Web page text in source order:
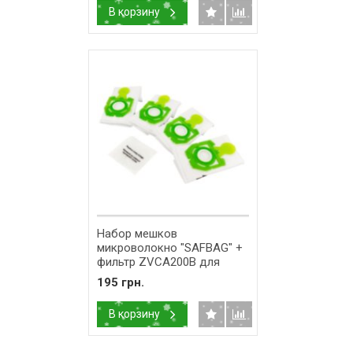
В корзину
Набор мешков
микроволокно "SAFBAG" +
фильтр ZVCA200B для
пылесоса Zelmer
(A494120.00) 12003419
195 грн.
В корзину